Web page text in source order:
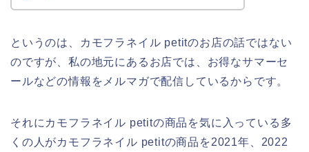
というのは、カモフラネイル petitのお店の話ではない
のですが、私の地元にあるお店では、お得なサマーセ
ールなどの情報をメルマガで配信しているからです。
それにカモフラネイル petitの商品を気に入っている多
くの人がカモフラネイル petitの商品を2021年、2022